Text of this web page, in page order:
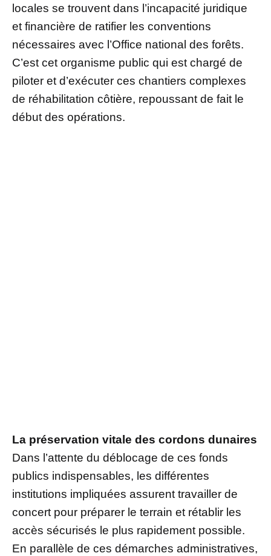
locales se trouvent dans l’incapacité juridique
et financière de ratifier les conventions
nécessaires avec l’Office national des forêts.
C’est cet organisme public qui est chargé de
piloter et d’exécuter ces chantiers complexes
de réhabilitation côtière, repoussant de fait le
début des opérations.
La préservation vitale des cordons dunaires
Dans l’attente du déblocage de ces fonds
publics indispensables, les différentes
institutions impliquées assurent travailler de
concert pour préparer le terrain et rétablir les
accès sécurisés le plus rapidement possible.
En parallèle de ces démarches administratives,